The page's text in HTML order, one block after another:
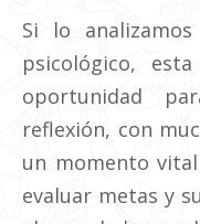
Si lo
psicológico,
oportunidad
reflexión, con
un momento
evaluar metas y